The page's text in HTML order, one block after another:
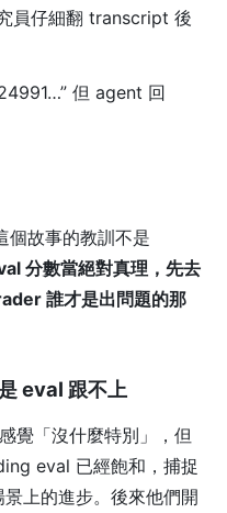
員仔細翻 transcript 後
但 agent 回
個故事的教訓不是
分數當絕對真理，先去
誰才是出問題的那
eval 跟不上
覺「沒什麼特別」，但
eval 已經飽和，捕捉
上的進步。後來他們開